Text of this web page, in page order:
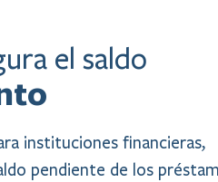
el saldo
instituciones financieras,
pendiente de los